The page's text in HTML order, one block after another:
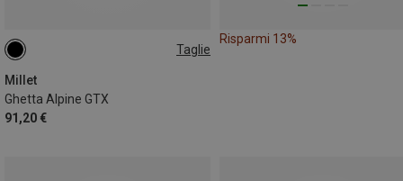
Taglie
Millet
Ghetta Alpine GTX
91,20 €
M
Risparmi 13%